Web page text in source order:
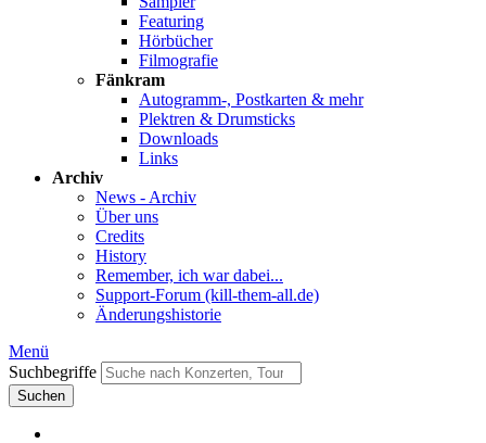
Featuring
Hörbücher
Filmografie
Fänkram
Autogramm-, Postkarten & mehr
Plektren & Drumsticks
Downloads
Links
Archiv
News - Archiv
Über uns
Credits
History
Remember, ich war dabei...
Support-Forum (kill-them-all.de)
Änderungshistorie
Menü
Suchbegriffe
Suchen